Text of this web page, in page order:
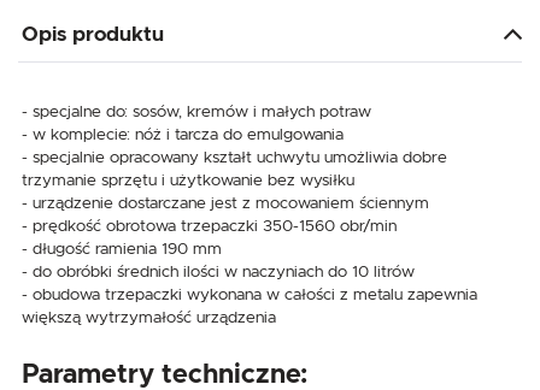
Opis produktu
- specjalne do: sosów, kremów i małych potraw
- w komplecie: nóż i tarcza do emulgowania
- specjalnie opracowany kształt uchwytu umożliwia dobre
trzymanie sprzętu i użytkowanie bez wysiłku
- urządzenie dostarczane jest z mocowaniem ściennym
- prędkość obrotowa trzepaczki 350-1560 obr/min
- długość ramienia 190 mm
- do obróbki średnich ilości w naczyniach do 10 litrów
- obudowa trzepaczki wykonana w całości z metalu zapewnia
większą wytrzymałość urządzenia
Parametry techniczne: